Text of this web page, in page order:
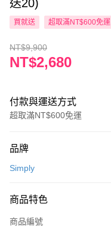
送20)
買就送 超取滿NT$600免運
NT$9,900
NT$2,680
付款與運送方式
超取滿NT$600免運
信用卡一次付款
LINE Pay
Apple Pay
品牌
Simply
商品特色
商品編號